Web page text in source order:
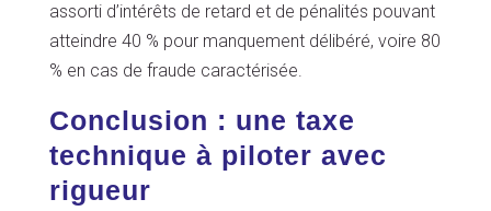
assorti d’intérêts de retard et de pénalités pouvant
atteindre 40 % pour manquement délibéré, voire 80
% en cas de fraude caractérisée.
Conclusion : une taxe
technique à piloter avec
rigueur